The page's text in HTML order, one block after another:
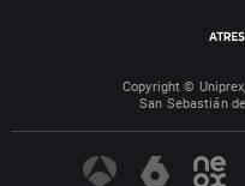
Copyright ©
San Sebastián